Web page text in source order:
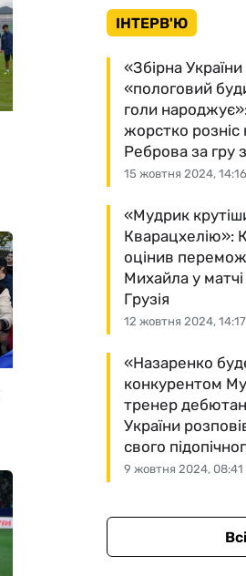
ІНТЕРВ'Ю
15 жовтня 2024, 14:16
«Збірна України
«пологовий
голи
жорстко розніс
Реброва за гру
12 жовтня 2024, 14:17
«Мудрик
Кварацхелію»:
оцінив
Михайла у матчі
Грузія
9 жовтня 2024, 08:41
«Назаренко
конкурентом
тренер
України
свого